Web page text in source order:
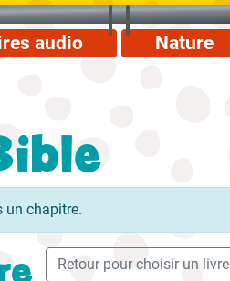
audio Nature
un chapitre.
Retour pour choisir un livre